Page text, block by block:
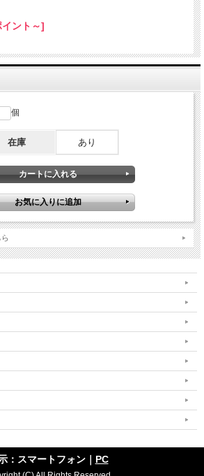
ント～]
個
在庫 あり
：スマートフォン｜ PC